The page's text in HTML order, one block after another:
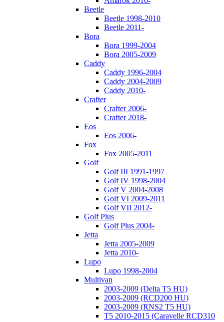
Beetle
Beetle 1998-2010
Beetle 2011-
Bora
Bora 1999-2004
Bora 2005-2009
Caddy
Caddy 1996-2004
Caddy 2004-2009
Caddy 2010-
Crafter
Crafter 2006-
Crafter 2018-
Eos
Eos 2006-
Fox
Fox 2005-2011
Golf
Golf III 1991-1997
Golf IV 1998-2004
Golf V 2004-2008
Golf VI 2009-2011
Golf VII 2012-
Golf Plus
Golf Plus 2004-
Jetta
Jetta 2005-2009
Jetta 2010-
Lupo
Lupo 1998-2004
Multivan
2003-2009 (Delta T5 HU)
2003-2009 (RCD200 HU)
2003-2009 (RNS2 T5 HU)
T5 2010-2015 (Caravelle RCD310